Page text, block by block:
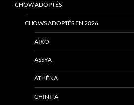
CHOW ADOPTÉS
CHOWS ADOPTÉS EN 2026
AÏKO
ASSYA
ATHÉNA
CHINITA